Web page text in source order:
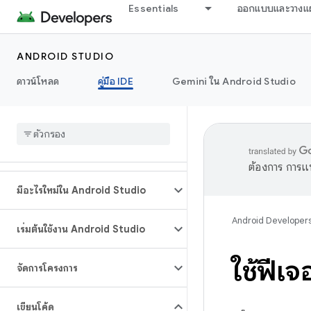
Essentials ออกแบบและวาง
ANDROID STUDIO
ดาวน์โหลด
คู่มือ IDE Gemini ใน Android Studio
มีอะไรใหม่ใน Android Studio
เริ่มต้นใช้งาน Android Studio
จัดการโครงการ
เขียนโค้ด
ต้องการ การ
Android
ใช้ฟีเ